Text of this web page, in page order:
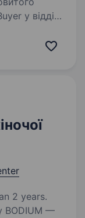
у відділ
2 years.
BODIUM —